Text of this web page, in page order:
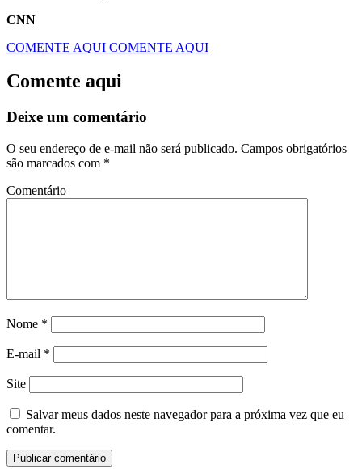
CNN
COMENTE AQUI COMENTE AQUI
Comente aqui
Deixe um comentário
O seu endereço de e-mail não será publicado. Campos obrigatórios
são marcados com *
Comentário
Nome *
E-mail *
Site
Salvar meus dados neste navegador para a próxima vez que eu
comentar.